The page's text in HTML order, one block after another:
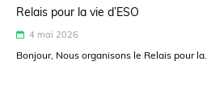
Relais pour la vie d’ESO
4 mai 2026
Bonjour, Nous organisons le Relais pour la...